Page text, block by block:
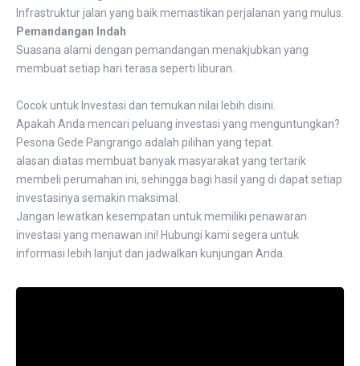
Infrastruktur jalan yang baik memastikan perjalanan yang mulus.
Pemandangan Indah
Suasana alami dengan pemandangan menakjubkan yang
membuat setiap hari terasa seperti liburan.
Cocok untuk Investasi dan temukan nilai lebih disini.
Apakah Anda mencari peluang investasi yang menguntungkan?
Pesona Gede Pangrango adalah pilihan yang tepat.
alasan diatas membuat banyak masyarakat yang tertarik
membeli perumahan ini, sehingga bagi hasil yang di dapat setiap
investasinya semakin maksimal.
Jangan lewatkan kesempatan untuk memiliki penawaran
investasi yang menawan ini! Hubungi kami segera untuk
informasi lebih lanjut dan jadwalkan kunjungan Anda.